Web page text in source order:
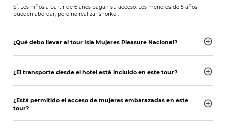
Sí. Los niños a partir de 6 años pagan su acceso. Los menores de 5 años
pueden abordar, pero no realizar snorkel.
¿Qué debo llevar al tour Isla Mujeres Pleasure Nacional?
¿El transporte desde el hotel está incluido en este tour?
¿Está permitido el acceso de mujeres embarazadas en este
tour?